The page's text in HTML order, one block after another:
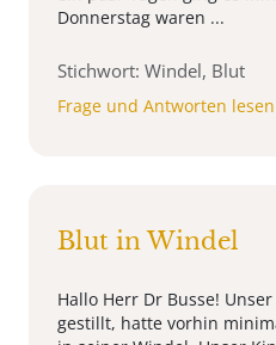
Donnerstag waren ...
Stichwort: Windel, Blut
Frage und Antworten lesen
Blut in Windel
Hallo Herr Dr Busse!
gestillt, hatte vorhin